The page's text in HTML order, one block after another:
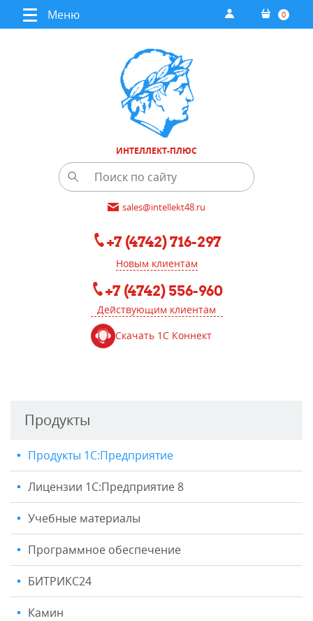
Меню 0
ИНТЕЛЛЕКТ-ПЛЮС
sales@intellekt48.ru
+7 (4742) 716-297
Новым клиентам
+7 (4742) 556-960
Действующим клиентам
Скачать 1С Коннект
Продукты
Продукты 1С:Предприятие
Лицензии 1С:Предприятие 8
Учебные материалы
Программное обеспечение
БИТРИКС24
Камин